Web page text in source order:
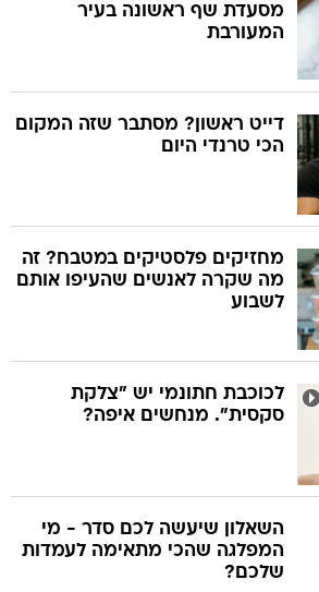
מסעדת שף ראשונה בעיר
המעורבת
דייט ראשון? מסתבר שזה המקום
הכי טרנדי היום
מחזיקים פלסטיקים במטבח? זה
מה שקרה לאנשים שהעיפו אותם
לשבוע
לכוכבת חתונמי יש "צלקת
סקסית". מנחשים איפה?
השאלון שיעשה לכם סדר - מי
המפלגה שהכי מתאימה לעמדות
שלכם?